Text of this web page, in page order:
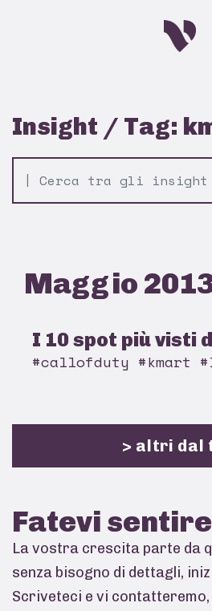
Insight / Tag:
Maggio
I 10 spot più visti
#callofduty #kmart
> altri dal
Fatevi
La vostra crescita parte da
senza bisogno di dettagli,
Scriveteci e vi